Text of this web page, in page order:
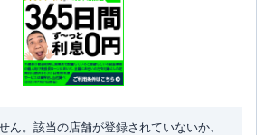
ん。該当の店舗が登録されていないか、